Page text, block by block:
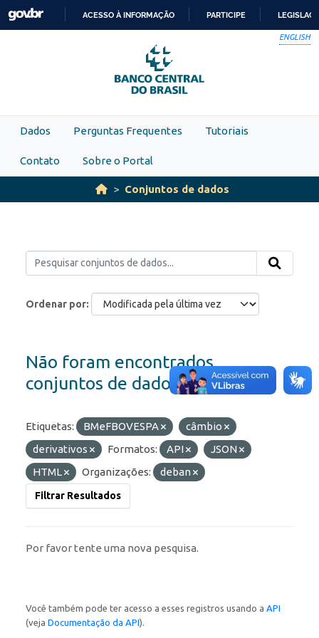
Skip to main content
PARA
O
CONTEÚDO
ACESSO À INFORMAÇÃO PARTICIPE
ENGLISH
Dados Perguntas Frequentes Tutoriais
Contato Sobre o Portal
Conjuntos de dados
Ordenar por
Não foram encontrados
conjuntos de dados
Etiquetas: BMeFBOVESPA
câmbio
derivativos
Formatos: API
JSON
HTML
Organizações: deban
Filtrar Resultados
Por favor tente uma nova pesquisa.
Você também pode ter acesso a esses registros usando a API
(veja Documentação da API).